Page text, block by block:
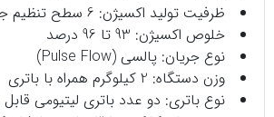
ظرفیت تولید اکسیژن: 6 سطح تنظیم جریان پالسی
خلوص اکسیژن: 93 تا 96 درصد
نوع جریان: پالسی (Pulse Flow)
وزن دستگاه: 2 کیلوگرم همراه با باتری
نوع باتری: دو عدد باتری لیتیومی قابل